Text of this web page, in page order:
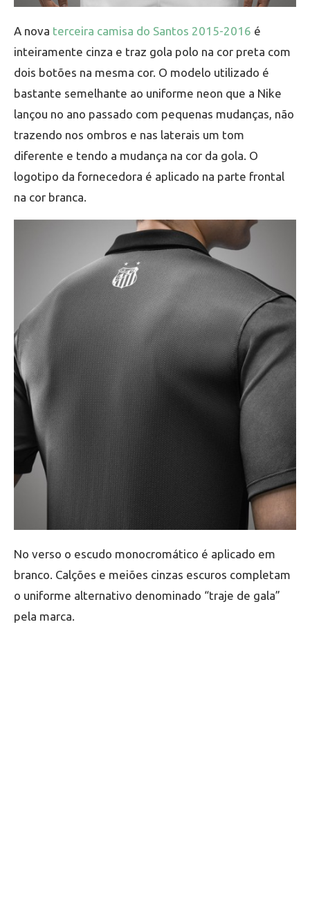
A nova terceira camisa do Santos 2015-2016 é
inteiramente cinza e traz gola polo na cor preta com
dois botões na mesma cor. O modelo utilizado é
bastante semelhante ao uniforme neon que a Nike
lançou no ano passado com pequenas mudanças, não
trazendo nos ombros e nas laterais um tom
diferente e tendo a mudança na cor da gola. O
logotipo da fornecedora é aplicado na parte frontal
na cor branca.
No verso o escudo monocromático é aplicado em
branco. Calções e meiões cinzas escuros completam
o uniforme alternativo denominado “traje de gala”
pela marca.